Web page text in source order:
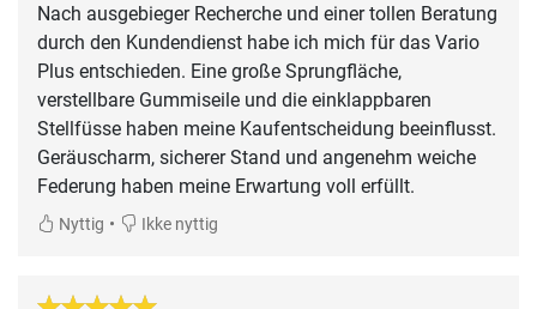
Nach ausgebieger Recherche und einer tollen Beratung
durch den Kundendienst habe ich mich für das Vario
Plus entschieden. Eine große Sprungfläche,
verstellbare Gummiseile und die einklappbaren
Stellfüsse haben meine Kaufentscheidung beeinflusst.
Geräuscharm, sicherer Stand und angenehm weiche
Federung haben meine Erwartung voll erfüllt.
Nyttig • Ikke nyttig